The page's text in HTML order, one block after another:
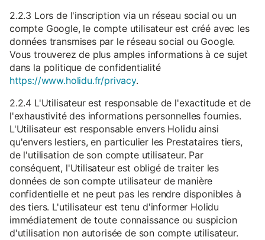
2.2.3 Lors de l'inscription via un réseau social ou un
compte Google, le compte utilisateur est créé avec les
données transmises par le réseau social ou Google.
Vous trouverez de plus amples informations à ce sujet
dans la politique de confidentialité
https://www.holidu.fr/privacy.
2.2.4 L'Utilisateur est responsable de l'exactitude et de
l'exhaustivité des informations personnelles fournies.
L'Utilisateur est responsable envers Holidu ainsi
qu'envers lestiers, en particulier les Prestataires tiers,
de l'utilisation de son compte utilisateur. Par
conséquent, l'Utilisateur est obligé de traiter les
données de son compte utilisateur de manière
confidentielle et ne peut pas les rendre disponibles à
des tiers. L'utilisateur est tenu d'informer Holidu
immédiatement de toute connaissance ou suspicion
d'utilisation non autorisée de son compte utilisateur.